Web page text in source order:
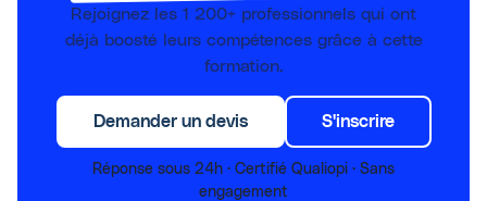
Rejoignez les 1 200+ professionnels qui ont
déjà boosté leurs compétences grâce à cette
formation.
Demander un devis S'inscrire
Réponse sous 24h · Certifié Qualiopi · Sans
engagement